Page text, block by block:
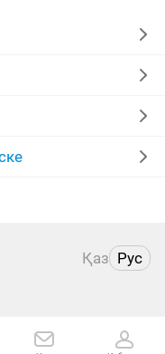
магазин
Қаз Рус